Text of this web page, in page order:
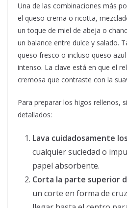
Una de las combinaciones más
el queso crema o ricotta,
un toque de miel de abeja o
un balance entre dulce y salado.
queso fresco o incluso queso
intenso. La clave está en que el
cremosa que contraste con la
Para preparar los higos rellenos,
detallados:
Lava cuidadosamente
cualquier suciedad o
papel absorbente.
Corta la parte superior
un corte en forma de